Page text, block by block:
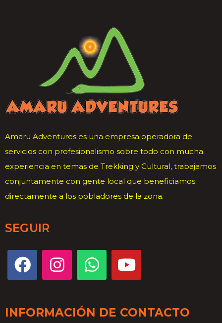
Amaru Adventures es una empresa operadora de
servicios con profesionalismo sobre todo con mucha
experiencia en temas de Trekking y Cultural, trabajamos
conjuntamente con gente local que beneficiamos
directamente a los pobladores de la zona.
SEGUIR
INFORMACIÓN DE CONTACTO